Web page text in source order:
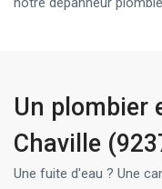
Un plombier
Chaville
Une fuite d'eau ? Une